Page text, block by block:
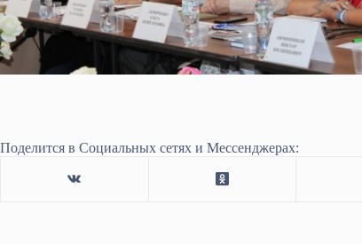
Поделится в Социальных сетях и Мессенджерах: